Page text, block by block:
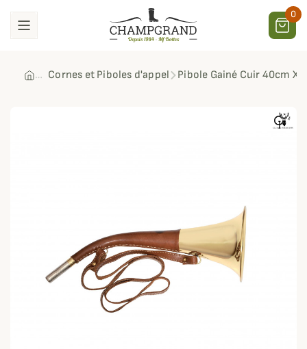
0
Cornes et Piboles d'appel Pibole Gainé Cuir 40cm